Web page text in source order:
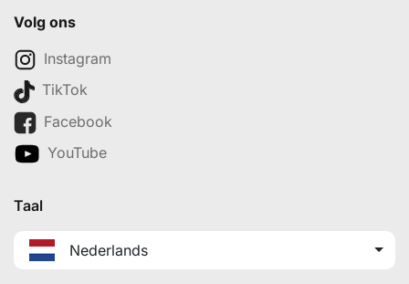
Volg ons
Instagram
TikTok
Facebook
YouTube
Taal
Nederlands